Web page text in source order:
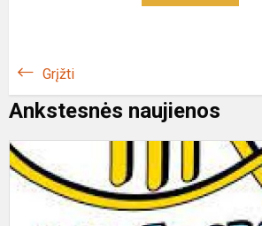
Grįžti
Ankstesnės naujienos